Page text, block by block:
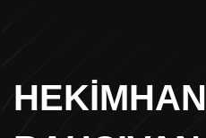
HEKIMHAN